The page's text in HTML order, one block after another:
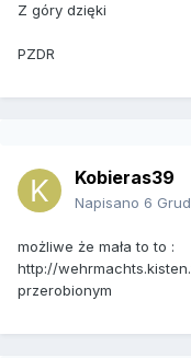
Z góry dzięki
PZDR
Kobieras39
Napisano 6
możliwe że mała to to :
http://
przerobionym